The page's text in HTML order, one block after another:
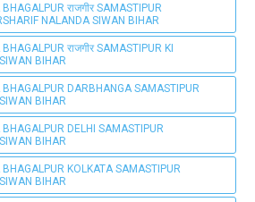
राजगीर SAMASTIPUR
NALANDA SIWAN BIHAR
राजगीर SAMASTIPUR KI
BIHAR
BHAGALPUR DARBHANGA SAMASTIPUR
BIHAR
BHAGALPUR DELHI SAMASTIPUR
BIHAR
BHAGALPUR KOLKATA SAMASTIPUR
BIHAR